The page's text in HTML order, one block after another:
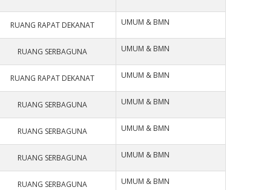
RUANG RAPAT DEKANAT UMUM & BMN
RUANG SERBAGUNA UMUM & BMN
RUANG RAPAT DEKANAT UMUM & BMN
RUANG SERBAGUNA UMUM & BMN
RUANG SERBAGUNA UMUM & BMN
RUANG SERBAGUNA UMUM & BMN
RUANG SERBAGUNA UMUM & BMN